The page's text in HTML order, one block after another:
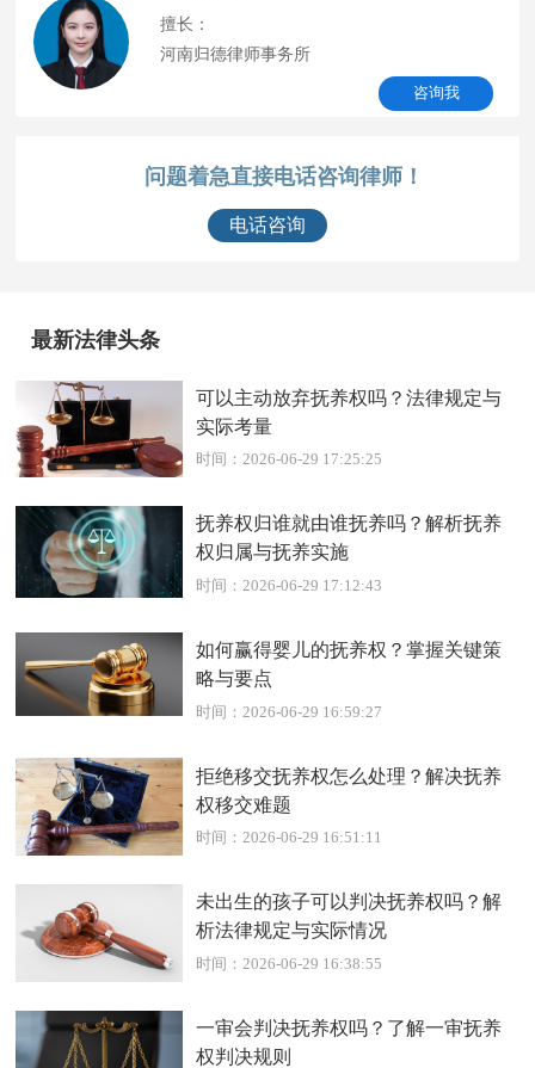
擅长：
河南归德律师事务所
咨询我
问题着急直接电话咨询律师！
电话咨询
最新法律头条
可以主动放弃抚养权吗？法律规定与
实际考量
时间：2026-06-29 17:25:25
抚养权归谁就由谁抚养吗？解析抚养
权归属与抚养实施
时间：2026-06-29 17:12:43
如何赢得婴儿的抚养权？掌握关键策
略与要点
时间：2026-06-29 16:59:27
拒绝移交抚养权怎么处理？解决抚养
权移交难题
时间：2026-06-29 16:51:11
未出生的孩子可以判决抚养权吗？解
析法律规定与实际情况
时间：2026-06-29 16:38:55
一审会判决抚养权吗？了解一审抚养
权判决规则